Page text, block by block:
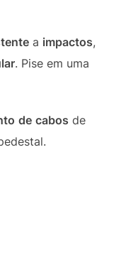
a impactos,
. Pise em uma
de cabos de